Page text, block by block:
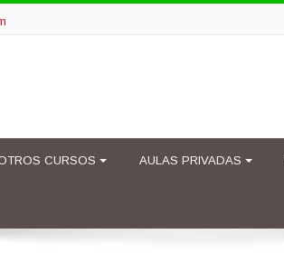
CURSOS AULAS PRIVADAS